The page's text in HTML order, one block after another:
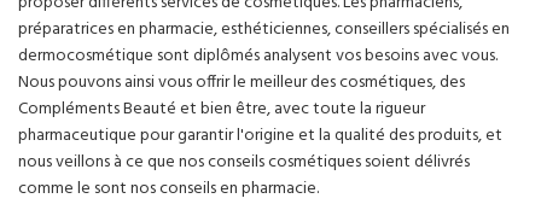
préparatrices en pharmacie, esthéticiennes, conseillers spécialisés en
dermocosmétique sont diplômés analysent vos besoins avec vous.
Nous pouvons ainsi vous offrir le meilleur des cosmétiques, des
Compléments Beauté et bien être, avec toute la rigueur
pharmaceutique pour garantir l'origine et la qualité des produits, et
nous veillons à ce que nos conseils cosmétiques soient délivrés
comme le sont nos conseils en pharmacie.